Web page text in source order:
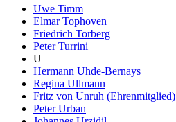
Uwe Timm
Elmar Tophoven
Friedrich Torberg
Peter Turrini
U
Hermann Uhde-Bernays
Regina Ullmann
Fritz von Unruh (Ehrenmitglied)
Peter Urban